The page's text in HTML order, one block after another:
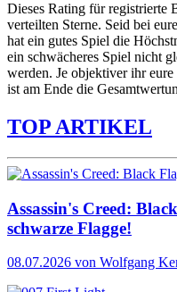
Dieses Rating für registrierte
verteilten Sterne. Seid bei
hat ein gutes Spiel die
ein schwächeres Spiel nicht
werden. Je objektiver ihr eure
ist am Ende die
TOP ARTIKEL
Assassin's Creed:
schwarze Flagge!
08.07.2026 von Wolfgang